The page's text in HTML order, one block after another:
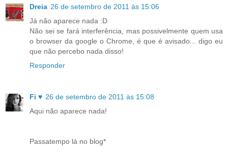
Dreia 26 de setembro de 2011 às 15:06
Já não aparece nada :D
Não sei se fará interferência, mas possivelmente quem usa
o browser da google o Chrome, é que é avisado... digo eu
que não percebo nada disso!
Responder
Fi ♥ 26 de setembro de 2011 às 15:08
Aqui não aparece nada!
Passatempo lá no blog*